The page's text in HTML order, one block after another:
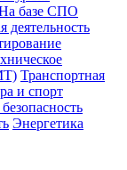
базе СПО
деятельность
Транспортная
и спорт
Энергетика